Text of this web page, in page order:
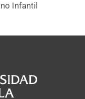
Infantil